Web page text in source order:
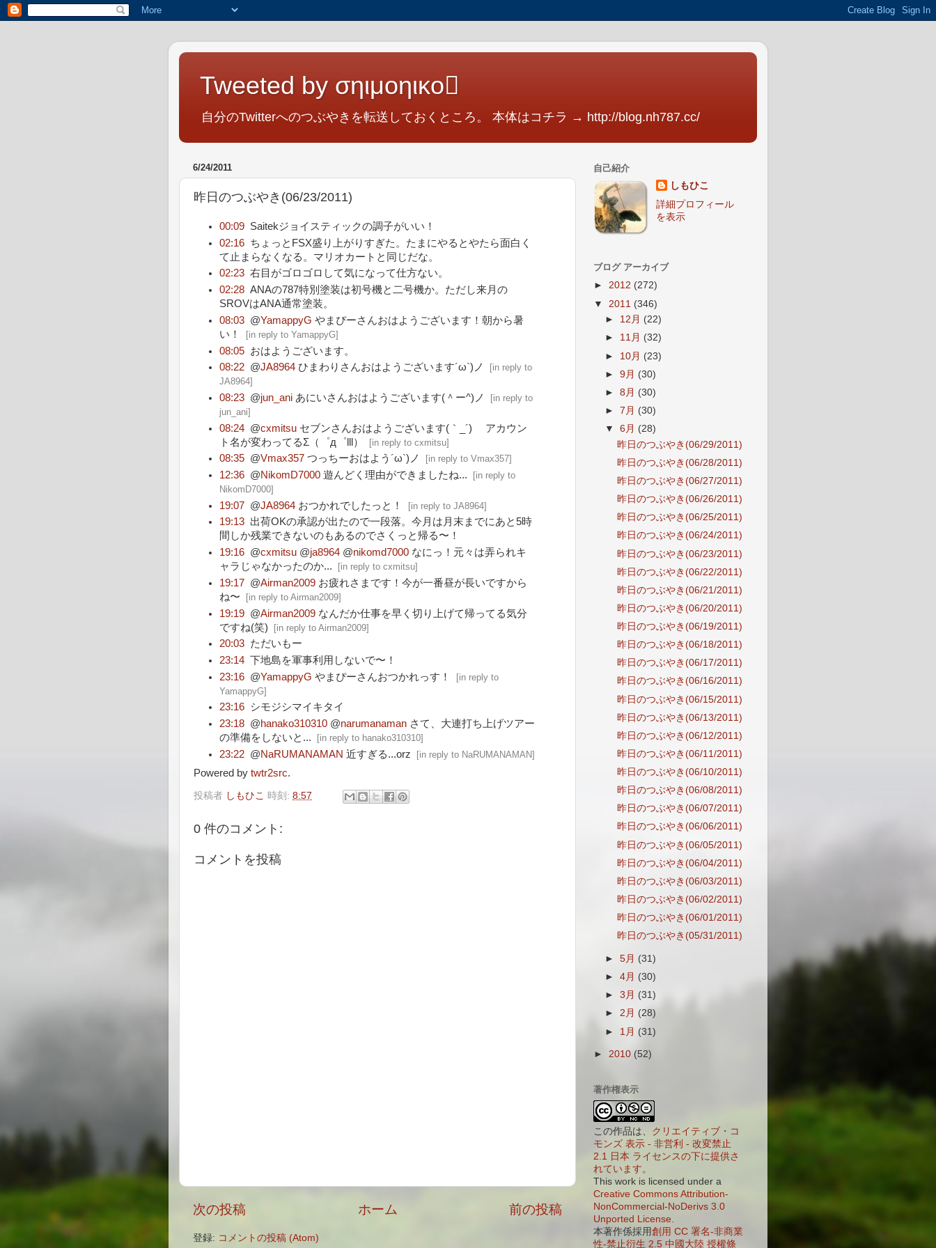
Tweeted by σηιμοηικο
自分のTwitterへのつぶやきを転送しておくところ。 本体はコチラ → http://blog.nh787.cc/
6/24/2011
昨日のつぶやき(06/23/2011)
00:09 Saitekジョイスティックの調子がいい！
02:16 ちょっとFSX盛り上がりすぎた。たまにやるとやたら面白く
て止まらなくなる。マリオカートと同じだな。
02:23 右目がゴロゴロして気になって仕方ない。
02:28 ANAの787特別塗装は初号機と二号機か。ただし来月の
SROVはANA通常塗装。
08:03 @YamappyG やまぴーさんおはようございます！朝から暑
い！
[in reply to YamappyG]
08:05 おはようございます。
08:22 @JA8964 ひまわりさんおはようございます´ω`)ノ [in reply to
JA8964]
08:23 @jun_ani あにいさんおはようございます(＾ー^)ノ [in reply to
jun_ani]
08:24 @cxmitsu セブンさんおはようございます(｀_´)ゞ アカウン
ト名が変わってるΣ（゜д゜lll）
[in reply to cxmitsu]
08:35 @Vmax357 つっちーおはよう´ω`)ノ [in reply to Vmax357]
12:36 @NikomD7000 遊んどく理由ができましたね... [in reply to
NikomD7000]
19:07 @JA8964 おつかれでしたっと！ [in reply to JA8964]
19:13 出荷OKの承認が出たので一段落。今月は月末までにあと5時
間しか残業できないのもあるのでさくっと帰る〜！
19:16 @cxmitsu @ja8964 @nikomd7000 なにっ！元々は弄られキ
ャラじゃなかったのか... [in reply to cxmitsu]
19:17 @Airman2009 お疲れさまです！今が一番昼が長いですから
ね〜 [in reply to Airman2009]
19:19 @Airman2009 なんだか仕事を早く切り上げて帰ってる気分
ですね(笑) [in reply to Airman2009]
20:03 ただいもー
23:14 下地島を軍事利用しないで〜！
23:16 @YamappyG やまぴーさんおつかれっす！ [in reply to
YamappyG]
23:16 シモジシマイキタイ
23:18 @hanako310310 @narumanaman さて、大連打ち上げツアー
の準備をしないと... [in reply to hanako310310]
23:22 @NaRUMANAMAN 近すぎる...orz [in reply to NaRUMANAMAN]
Powered by twtr2src.
投稿者 しもひこ 時刻: 8:57
0 件のコメント:
コメントを投稿
次の投稿 前の投稿
ホーム
登録: コメントの投稿 (Atom)
自己紹介
しもひこ
詳細プロフィール
を表示
ブログ アーカイブ
► 2012 (272)
▼ 2011 (346)
► 12月 (22)
► 11月 (32)
► 10月 (23)
►9月 (30)
►8月 (30)
►7月 (30)
▼6月 (28)
昨日のつぶやき(06/29/2011)
昨日のつぶやき(06/28/2011)
昨日のつぶやき(06/27/2011)
昨日のつぶやき(06/26/2011)
昨日のつぶやき(06/25/2011)
昨日のつぶやき(06/24/2011)
昨日のつぶやき(06/23/2011)
昨日のつぶやき(06/22/2011)
昨日のつぶやき(06/21/2011)
昨日のつぶやき(06/20/2011)
昨日のつぶやき(06/19/2011)
昨日のつぶやき(06/18/2011)
昨日のつぶやき(06/17/2011)
昨日のつぶやき(06/16/2011)
昨日のつぶやき(06/15/2011)
昨日のつぶやき(06/13/2011)
昨日のつぶやき(06/12/2011)
昨日のつぶやき(06/11/2011)
昨日のつぶやき(06/10/2011)
昨日のつぶやき(06/08/2011)
昨日のつぶやき(06/07/2011)
昨日のつぶやき(06/06/2011)
昨日のつぶやき(06/05/2011)
昨日のつぶやき(06/04/2011)
昨日のつぶやき(06/03/2011)
昨日のつぶやき(06/02/2011)
昨日のつぶやき(06/01/2011)
昨日のつぶやき(05/31/2011)
►5月 (31)
►4月 (30)
►3月 (31)
►2月 (28)
► 1月 (31)
► 2010 (52)
著作権表示
この作品は、 クリエイティブ・コ
モンズ 表示 - 非営利 - 改変禁止
2.1 日本 ライセンスの下に提供さ
れています。
This work is licensed under a
Creative Commons Attribution-
NonCommercial-NoDerivs 3.0
Unported License.
本著作係採用創用 CC 署名-非商業
性-禁止衍生 2.5 中國大陸 授權條